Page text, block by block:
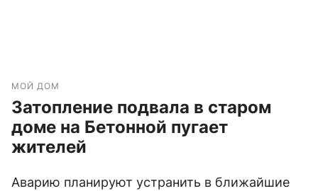
МОЙ ДОМ
Затопление подвала в старом
доме на Бетонной пугает
жителей
Аварию планируют устранить в ближайшие